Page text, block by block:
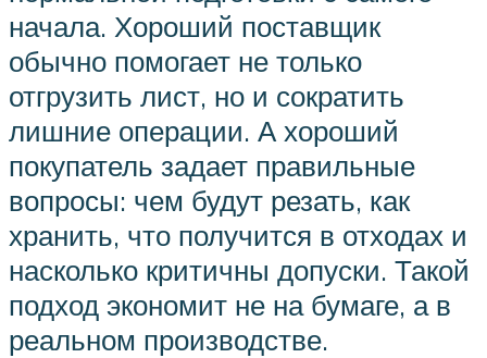
начала. Хороший поставщик
обычно помогает не только
отгрузить лист, но и сократить
лишние операции. А хороший
покупатель задает правильные
вопросы: чем будут резать, как
хранить, что получится в отходах и
насколько критичны допуски. Такой
подход экономит не на бумаге, а в
реальном производстве.